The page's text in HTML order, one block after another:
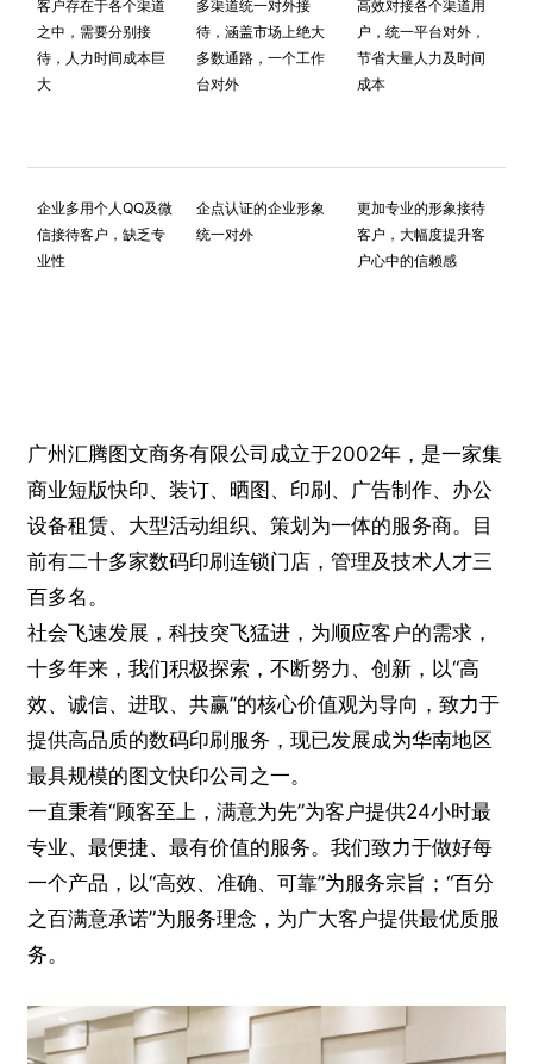
客户存在于各个渠道
之中，需要分别接
待，人力时间成本巨
大
企业多用个人QQ及微
信接待客户，缺乏专
业性
多渠道统一对外接
待，涵盖市场上绝大
多数通路，一个工作
台对外
企点认证的企业形象
统一对外
高效对接各个渠道用
户，统一平台对外，
节省大量人力及时间
成本
更加专业的形象接待
客户，大幅度提升客
户心中的信赖感
广州汇腾图文商务有限公司成立于2002年，是一家集
商业短版快印、装订、晒图、印刷、广告制作、办公
设备租赁、大型活动组织、策划为一体的服务商。目
前有二十多家数码印刷连锁门店，管理及技术人才三
百多名。
社会飞速发展，科技突飞猛进，为顺应客户的需求，
十多年来，我们积极探索，不断努力、创新，以“高
效、诚信、进取、共赢”的核心价值观为导向，致力于
提供高品质的数码印刷服务，现已发展成为华南地区
最具规模的图文快印公司之一。
一直秉着“顾客至上，满意为先”为客户提供24小时最
专业、最便捷、最有价值的服务。我们致力于做好每
一个产品，以“高效、准确、可靠”为服务宗旨；“百分
之百满意承诺”为服务理念，为广大客户提供最优质服
务。